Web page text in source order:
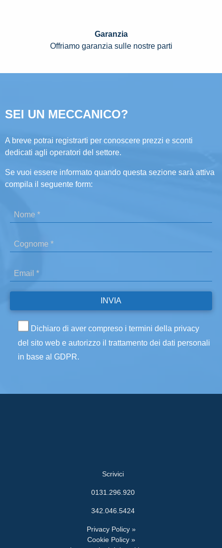
Garanzia
Offriamo garanzia sulle nostre parti
SEI UN MECCANICO?
A breve potrai registrarti per conoscere prezzi e sconti
dedicati agli operatori del settore.
Se vuoi essere informato quando questa sezione sarà attiva
compila il seguente form:
Dichiaro di aver compreso i termini della privacy
del sito web e autorizzo il trattamento dei dati personali
in base al GDPR.
Scrivici
0131.296.920
342.046.5424
Privacy Policy »
Cookie Policy »